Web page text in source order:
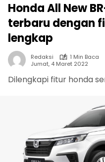
Honda All New
terbaru dengan
lengkap
Redaksi
1 Min Baca
Jumat, 4 Maret 2022
Dilengkapi fitur honda